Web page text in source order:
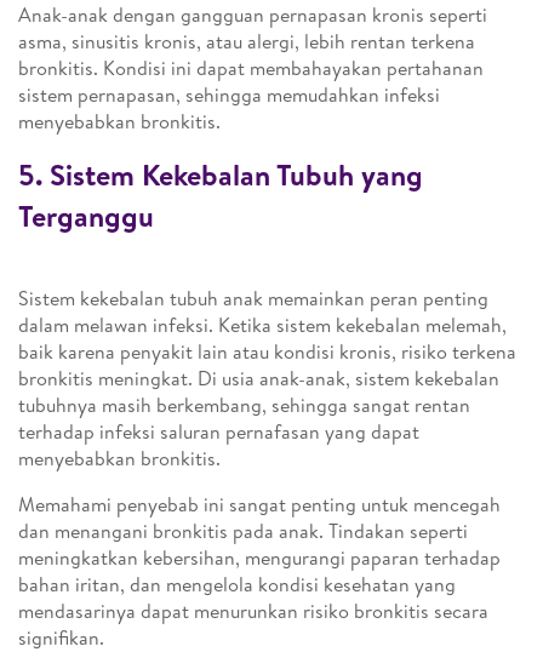
Anak-anak dengan gangguan pernapasan kronis seperti
asma, sinusitis kronis, atau alergi, lebih rentan terkena
bronkitis. Kondisi ini dapat membahayakan pertahanan
sistem pernapasan, sehingga memudahkan infeksi
menyebabkan bronkitis.
5. Sistem Kekebalan Tubuh yang
Terganggu
Sistem kekebalan tubuh anak memainkan peran penting
dalam melawan infeksi. Ketika sistem kekebalan melemah,
baik karena penyakit lain atau kondisi kronis, risiko terkena
bronkitis meningkat. Di usia anak-anak, sistem kekebalan
tubuhnya masih berkembang, sehingga sangat rentan
terhadap infeksi saluran pernafasan yang dapat
menyebabkan bronkitis.
Memahami penyebab ini sangat penting untuk mencegah
dan menangani bronkitis pada anak. Tindakan seperti
meningkatkan kebersihan, mengurangi paparan terhadap
bahan iritan, dan mengelola kondisi kesehatan yang
mendasarinya dapat menurunkan risiko bronkitis secara
signifikan.